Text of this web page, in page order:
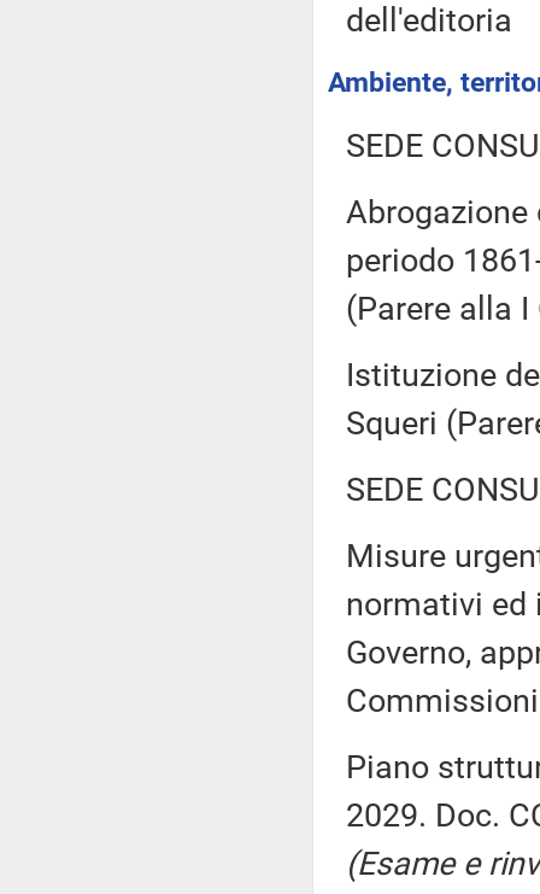
dell'editoria
Ambiente,
SEDE
periodo
(Parere alla
Istituzione
Squeri
SEDE
Misure
normativi ed
Governo,
Piano
2029. Doc.
(Esame e